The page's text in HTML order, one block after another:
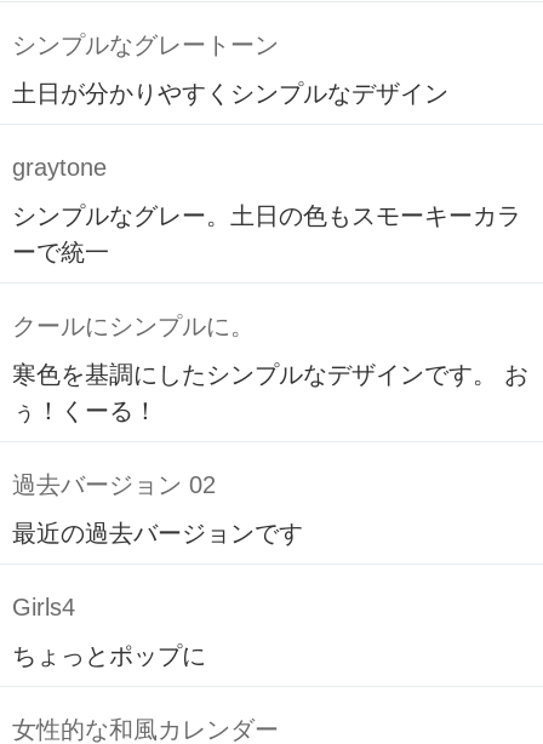
シンプルなグレートーン
土日が分かりやすくシンプルなデザイン
graytone
シンプルなグレー。土日の色もスモーキーカラ
ーで統一
クールにシンプルに。
寒色を基調にしたシンプルなデザインです。 お
ぅ！くーる！
過去バージョン 02
最近の過去バージョンです
Girls4
ちょっとポップに
女性的な和風カレンダー